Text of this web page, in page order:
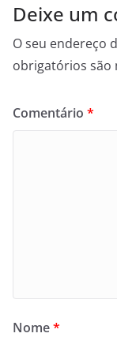
k
Deixe um
O seu endereço
obrigatórios são
Comentário *
Nome*